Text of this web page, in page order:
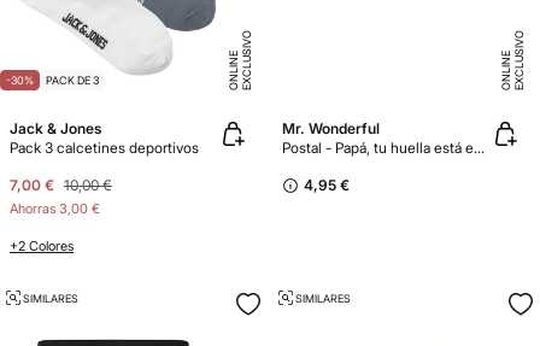
-30% PACK DE 3 E
X
C
L
U
SI
V
O
O
N
LI
N
E
Jack & Jones
Pack 3 calcetines deportivos
7,00 € 10,00 €
Ahorras 3,00 €
+2 Colores
E
X
C
L
U
SI
V
O
O
N
LI
N
E
Mr. Wonderful
Postal - Papá, tu huella está en cada paso que doy
4,95 €
SIMILARES SIMILARES